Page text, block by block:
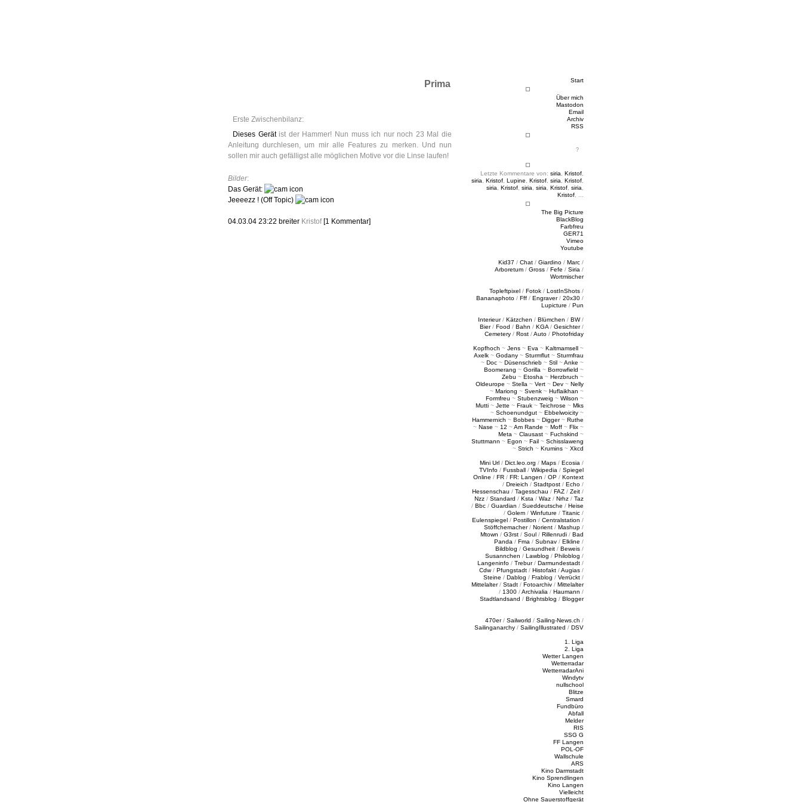
Start
Über mich
Mastodon
Email
Archiv
RSS
Letzte Kommentare von: siria Kristof
siria
Kristof Lupine Kristof siria Kristof
siria
Kristof siria siria Kristof siria
Kristof
The Big Picture
BlackBlog
Farbfreu
GER71
Vimeo
Youtube
Kid37 / Chat / Giardino / Marc /
Arboretum / Gross / Fefe / Siria /
Wortmischer
Topleftpixel / Fotok / LostInShots /
Bananaphoto / Fff / Engraver/ 20x30 /
Lupicture / Pun
Interieur/ Kätzchen / Blümchen / BW/
Bier/ Food / Bahn / KGA / Gesichter/
Cemetery / Rost /Auto / Photofriday
Kopfhoch ~ Jens ~ Eva ~ Kaltmamsell ~
Axelk ~ Godany ~ Sturmflut ~ Sturmfrau
~ Doc ~ Düsenschrieb ~ Stil ~Anke ~
Boomerang ~ Gorilla ~ Borrowfield ~
Zebu ~ Etosha ~ Herzbruch ~
Oldeurope ~ Stella ~ Vert ~ Dev ~ Nelly
~ Mariong ~ Svenk ~ Huflaikhan ~
Formfreu ~ Stubenzweig ~ Wilson ~
Mutti ~ Jette ~ Frauk ~ Teichrose ~ Mks
~ Schoenundgut ~ Ebbelwoicity ~
Hammernich ~ Bobbes ~ Digger~ Ruthe
~ Nase ~ 12 ~Am Rande ~ Moff ~ Flix ~
Meta ~ Clausast ~ Fuchskind ~
Stuttmann ~ Egon ~ Fail ~ Schisslaweng
~ Strich ~ Krumins ~ Xkcd
Mini Url / Dict.leo.org / Maps / Ecosia /
TVInfo / Fussball / Wikipedia / Spiegel
Online / FR / FR: Langen / OP / Kontext
/ Dreieich / Stadtpost / Echo /
Hessenschau / Tagesschau / FAZ / Zeit /
Nzz / Standard / Ksta / Waz / Nrhz / Taz
/ Bbc / Guardian / Sueddeutsche / Heise
/ Golem / Winfuture / Titanic /
Eulenspiegel / Postillon / Centralstation /
Stöffchemacher/ Norient / Mashup /
Mtown / G3rst / Soul / Rillenrudi / Bad
Panda / Fma / Subnav / Elkline /
Bildblog / Gesundheit / Beweis /
Susannchen / Lawblog / Philoblog /
Langeninfo / Trebur/ Darmundestadt /
Cdw/ Pfungstadt / Histofakt /Augias /
Steine / Dablog / Frablog / Verrückt /
Mittelalter/ Stadt / Fotoarchiv / Mittelalter
/ 1300 /Archivalia / Haumann /
Stadtlandsand / Brightsblog / Blogger
470er/ Sailworld / Sailing-News.ch /
Sailinganarchy / SailingIllustrated / DSV
1. Liga
2. Liga
Wetter Langen
Wetterradar
WetterradarAni
Windytv
nullschool
Blitze
Smard
Fundbüro
Abfall
Melder
RIS
SSG G
FF Langen
POL-OF
Wallschule
ARS
Kino Darmstadt
Kino Sprendlingen
Kino Langen
Vielleicht
Ohne Sauerstoffgerät
Prima
Erste Zwischenbilanz:
Dieses Gerätist der Hammer! Nun muss ich nur noch 23 Mal die
Anleitung durchlesen, um mir alle Features zu merken. Und nun
sollen mir auch gefälligst alle möglichen Motive vor die Linse laufen!
Bilder:
Das Gerät:
Jeeeezz ! (Off Topic)
04.03.04 23:22 breiter Kristof [1 Kommentar]